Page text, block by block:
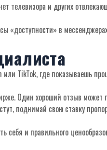
телевизора и других
«доступности» в
TikTok, где показываешь
Один хороший отзыв может
поднимай свою ставку
и правильного